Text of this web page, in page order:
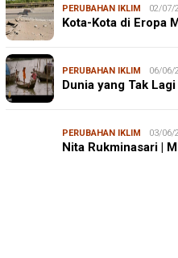
PERUBAHAN IKLIM 02/07/
Kota-Kota di Eropa
PERUBAHAN IKLIM 06/06/
Dunia yang Tak
PERUBAHAN IKLIM 03/06/
Nita Rukminasari |